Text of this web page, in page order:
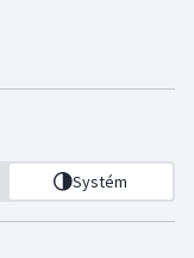
Systém